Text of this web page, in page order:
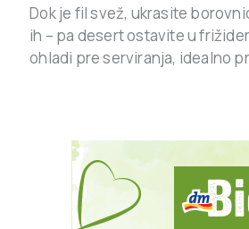
Dok je fil svež, ukrasite
ih – pa desert ostavite u
ohladi pre serviranja, idealno